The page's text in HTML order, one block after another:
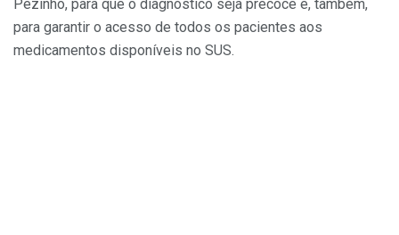
Pezinho, para que o diagnóstico seja precoce e, também,
para garantir o acesso de todos os pacientes aos
medicamentos disponíveis no SUS.